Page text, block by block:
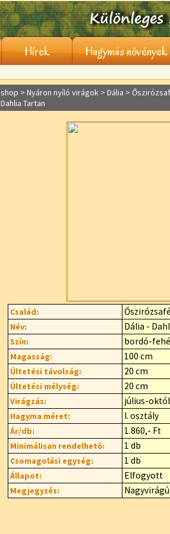
Hírek Hagymás növények
shop > Nyáron nyíló virágok > Dália >
Dahlia Tartan
Család:
Név: Dália -
Szín: bordó-
Magasság: 100 cm
Ültetési távolság: 20 cm
Ültetési mélység: 20 cm
Virágzás: július-
Hagyma méret: I. osztály
Ár/db: 1.860,- Ft
Minimálisan rendelhető: 1 db
Csomagolási egység: 1 db
Állapot: Elfogyott
Megjegyzés: